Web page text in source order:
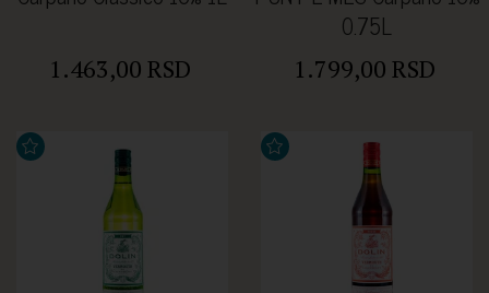
1.463,00 RSD
0.75L
1.799,00 RSD